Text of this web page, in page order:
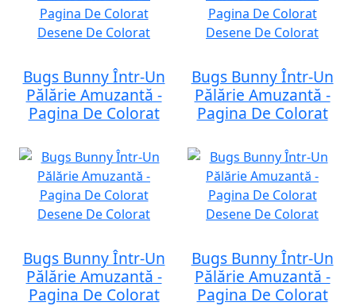
Bugs Bunny Într-Un
Pălărie Amuzantă -
Pagina De Colorat
Bugs Bunny Într-Un
Pălărie Amuzantă -
Pagina De Colorat
Bugs Bunny Într-Un
Pălărie Amuzantă -
Pagina De Colorat
Bugs Bunny Într-Un
Pălărie Amuzantă -
Pagina De Colorat